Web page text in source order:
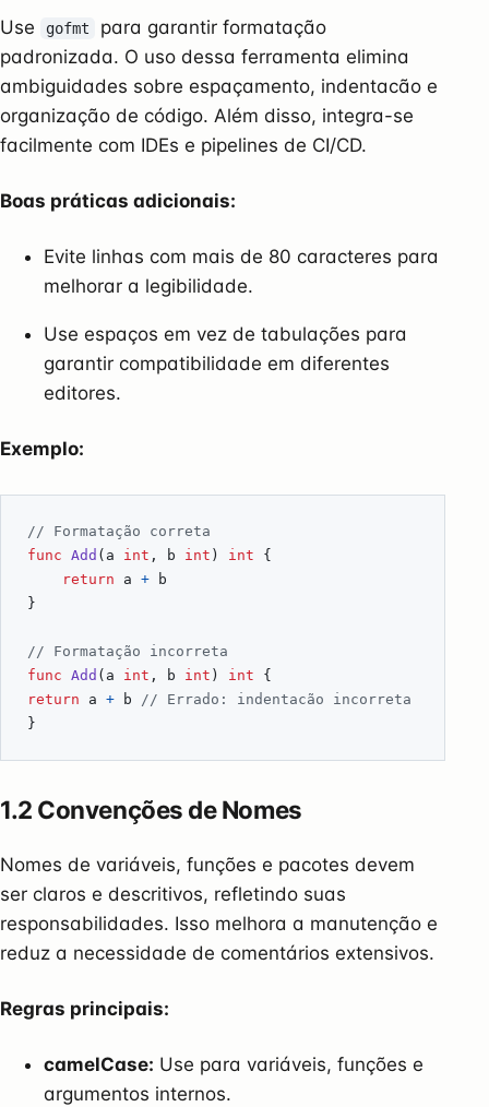
Use gofmt
para garantir formatação
padronizada. O uso dessa ferramenta elimina
ambiguidades sobre espaçamento, indentacão e
organização de código. Além disso, integra-se
facilmente com IDEs e pipelines de CI/CD.
Boas práticas adicionais:
Evite linhas com mais de 80 caracteres para
melhorar a legibilidade.
Use espaços em vez de tabulações para
garantir compatibilidade em diferentes
editores.
Exemplo:
// Formatação correta
func Add ( a int , b int ) int
{
return
a +
b
}
// Formatação incorreta
func Add ( a int , b int ) int
{
return
a + b
// Errado: indentacão incorreta
}
1.2 Convenções de Nomes
Nomes de variáveis, funções e pacotes devem
ser claros e descritivos, refletindo suas
responsabilidades. Isso melhora a manutenção e
reduz a necessidade de comentários extensivos.
Regras principais:
camelCase: Use para variáveis, funções e
argumentos internos.